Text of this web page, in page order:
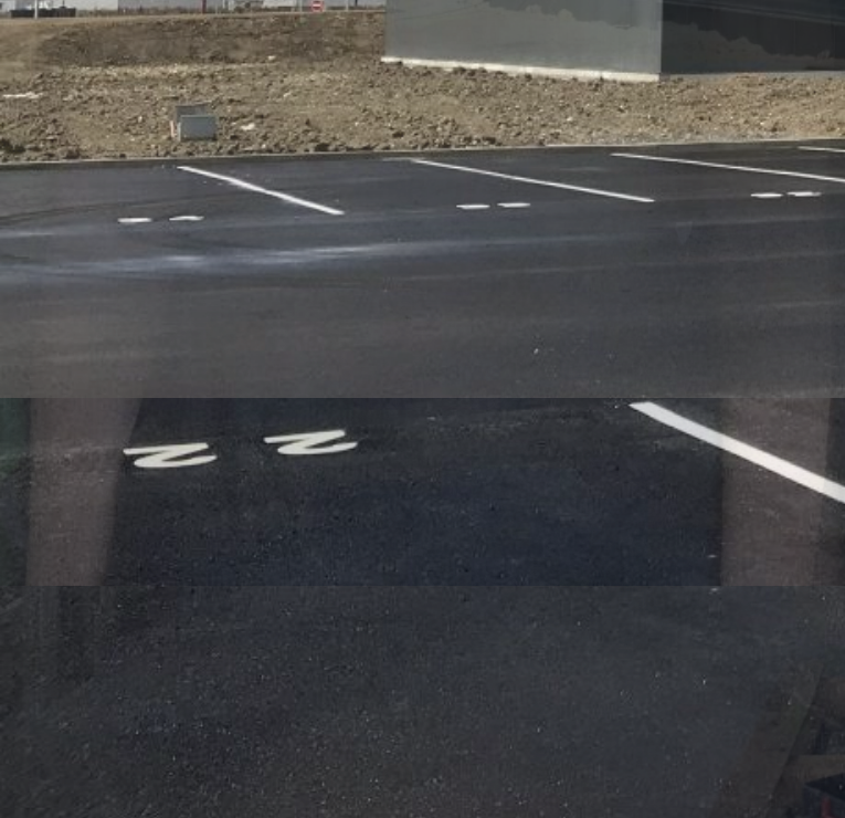
Aujourd’hui IONECO vous emmène à Grisolles ✈ pour une visite du chantier Groupe SOLOC.
📷 Bardage en finition
📷 Coulage des aires béton PROSOL SUD
📷 Finitions cloisons plâtrières et ossatures de faux-plafonds ROUZÈS GROUPE
🆕 Prochaine étape : les sols, peinture et cloisons modulaires…